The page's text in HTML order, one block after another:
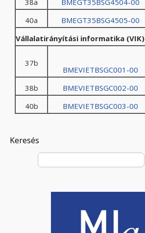
38a
BMEGT35BSG4504-00
40a
BMEGT35BSG4505-00
Vállalatirányítási informatika (VIK)
37b
BMEVIETBSGC001-00
38b
BMEVIETBSGC002-00
40b
BMEVIETBSGC003-00
Keresés